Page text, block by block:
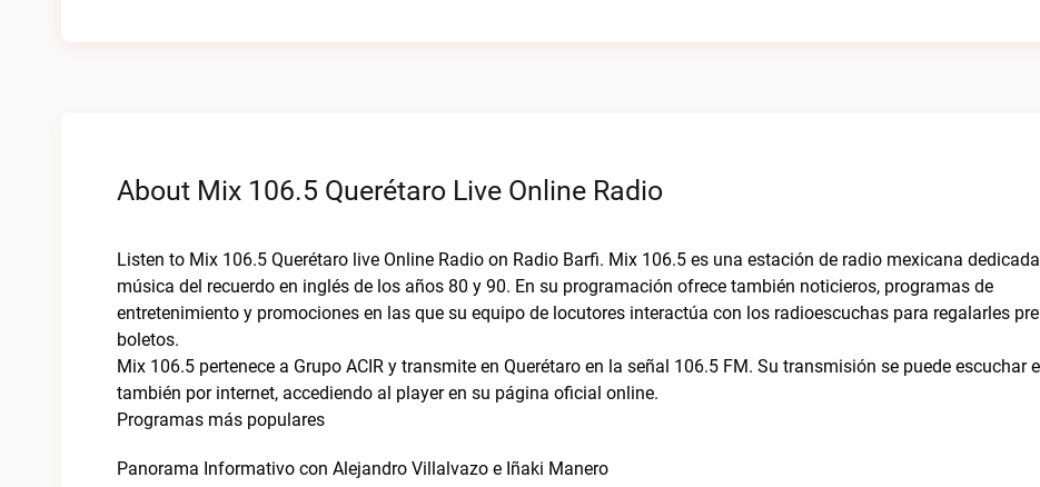
About Mix 106.5 Querétaro Live Online Radio
Listen to Mix 106.5 Querétaro live Online Radio on Radio Barfi. Mix 106.5 es una estación de radio mexicana
música del recuerdo en inglés de los años 80 y 90. En su programación ofrece también noticieros, programas de
entretenimiento y promociones en las que su equipo de locutores interactúa con los radioescuchas para regalarles
boletos.
Mix 106.5 pertenece a Grupo ACIR y transmite en Querétaro en la señal 106.5 FM. Su transmisión se puede escuchar
también por internet, accediendo al player en su página oficial online.
Programas más populares
Panorama Informativo con Alejandro Villalvazo e Iñaki Manero